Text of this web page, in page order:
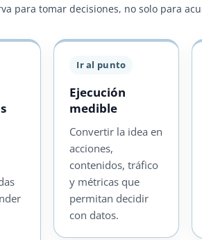
para tomar decisiones, no solo para
Ir al punto
Ejecución
medible
Convertir la idea en
acciones,
contenidos, tráfico
y métricas que
permitan decidir
con datos.